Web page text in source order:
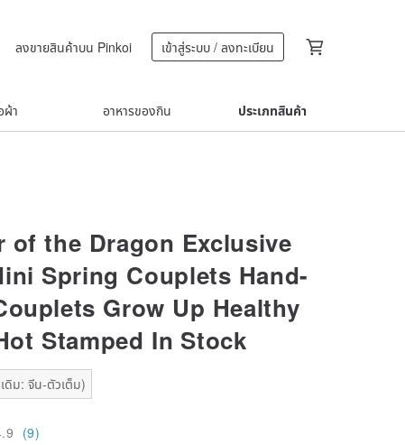
ลงขายสินค้าบน Pinkoi เข้าสู่ระบบ / ลงทะเบียน
ผ้า อาหารของกิน ประเภทสินค้า
of the Dragon Exclusive
Spring Couplets Hand-
Grow Up Healthy
Stamped In Stock
ดิม: จีน-ตัวเต็ม)
(9)